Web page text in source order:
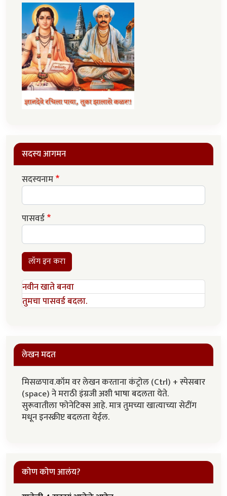
सदस्य आगमन
सदस्यनाम
पासवर्ड
लॉग इन करा
नवीन खाते बनवा
तुमचा पासवर्ड बदला.
लेखन मदत
मिसळपाव.कॉम वर लेखन करताना कंट्रोल (Ctrl) + स्पेसबार
(space) ने मराठी इंग्रजी अशी भाषा बदलता येते.
सुरूवातीला फोनेटिक्स आहे. मात्र तुमच्या खात्याच्या सेटींग
मधून इनस्क्रीप्ट बदलता येईल.
कोण कोण आलंय?